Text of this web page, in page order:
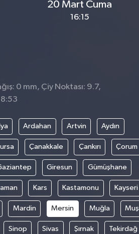
20 Mart Cuma
16:15
0 mm, Çiy Noktası: 9.7,
Ardahan Artvin Aydın
Çanakkale Çankırı Çorum
Giresun Gümüşhane
Kars Kastamonu Kayseri
Mardin Mersin Muğla Muş
Sinop Sivas Şırnak Tekirdağ